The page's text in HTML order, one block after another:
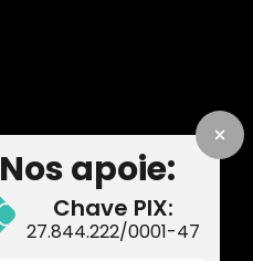
Nos apoie:
Chave PIX:
27.844.222/0001-47